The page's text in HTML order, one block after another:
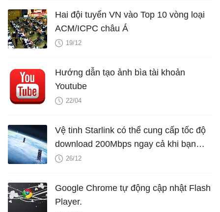
Hai đội tuyển VN vào Top 10 vòng loại
ACM/ICPC châu Á
19/12
Hướng dẫn tạo ảnh bìa tài khoản
Youtube
22/04
Vệ tinh Starlink có thể cung cấp tốc độ
download 200Mbps ngay cả khi bạn
đang di chuyển với vận tốc 100Km/h
26/12
Google Chrome tự động cập nhật Flash
Player.